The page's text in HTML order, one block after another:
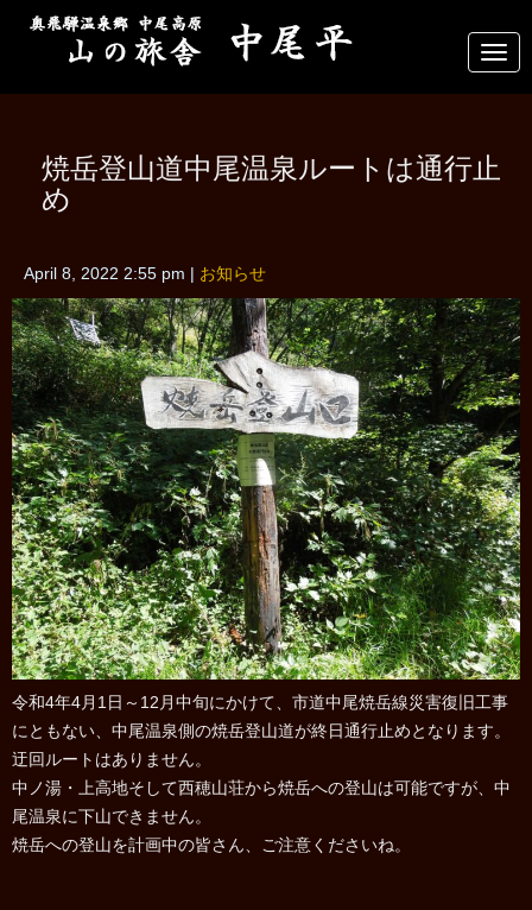
N
a
v
t
i
焼岳登山道中尾温泉ルートは通行止
め
April 8, 2022 2:55 pm お知らせ
令和4年4月1日～12月中旬にかけて、市道中尾焼岳線災害復旧工事
にともない、中尾温泉側の焼岳登山道が終日通行止めとなります。
迂回ルートはありません。
中ノ湯・上高地そして西穂山荘から焼岳への登山は可能ですが、中
尾温泉に下山できません。
焼岳への登山を計画中の皆さん、ご注意くださいね。